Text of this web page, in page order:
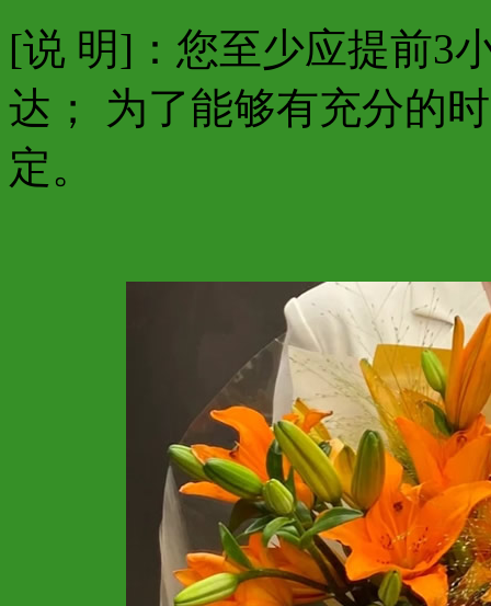
[说 明]：您至少应提前3
达； 为了能够有充分的
定。